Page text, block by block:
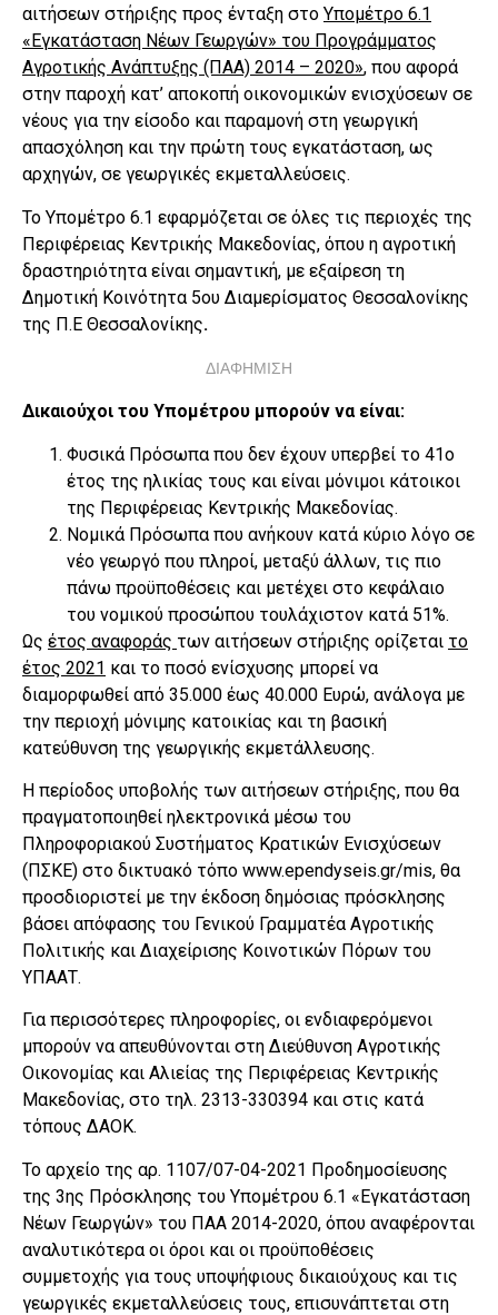
αιτήσεων στήριξης προς ένταξη στο Υπομέτρο 6.1
«Εγκατάσταση Νέων Γεωργών» του Προγράμματος
Αγροτικής Ανάπτυξης (ΠΑΑ) 2014 – 2020», που αφορά
στην παροχή κατ’ αποκοπή οικονομικών ενισχύσεων σε
νέους για την είσοδο και παραμονή στη γεωργική
απασχόληση και την πρώτη τους εγκατάσταση, ως
αρχηγών, σε γεωργικές εκμεταλλεύσεις.
Το Υπομέτρο 6.1 εφαρμόζεται σε όλες τις περιοχές της
Περιφέρειας Κεντρικής Μακεδονίας, όπου η αγροτική
δραστηριότητα είναι σημαντική, με εξαίρεση τη
Δημοτική Κοινότητα 5ου Διαμερίσματος Θεσσαλονίκης
της Π.Ε Θεσσαλονίκης.
ΔΙΑΦΗΜΙΣΗ
Δικαιούχοι του Υπομέτρου μπορούν να είναι:
Φυσικά Πρόσωπα που δεν έχουν υπερβεί το 41ο
έτος της ηλικίας τους και είναι μόνιμοι κάτοικοι
της Περιφέρειας Κεντρικής Μακεδονίας.
Νομικά Πρόσωπα που ανήκουν κατά κύριο λόγο σε
νέο γεωργό που πληροί, μεταξύ άλλων, τις πιο
πάνω προϋποθέσεις και μετέχει στο κεφάλαιο
του νομικού προσώπου τουλάχιστον κατά 51%.
Ως έτος αναφοράς των αιτήσεων στήριξης ορίζεται το
έτος 2021 και το ποσό ενίσχυσης μπορεί να
διαμορφωθεί από 35.000 έως 40.000 Ευρώ, ανάλογα με
την περιοχή μόνιμης κατοικίας και τη βασική
κατεύθυνση της γεωργικής εκμετάλλευσης.
Η περίοδος υποβολής των αιτήσεων στήριξης, που θα
πραγματοποιηθεί ηλεκτρονικά μέσω του
Πληροφοριακού Συστήματος Κρατικών Ενισχύσεων
(ΠΣΚΕ) στο δικτυακό τόπο www.ependyseis.gr/mis, θα
προσδιοριστεί με την έκδοση δημόσιας πρόσκλησης
βάσει απόφασης του Γενικού Γραμματέα Αγροτικής
Πολιτικής και Διαχείρισης Κοινοτικών Πόρων του
ΥΠΑΑΤ.
Για περισσότερες πληροφορίες, οι ενδιαφερόμενοι
μπορούν να απευθύνονται στη Διεύθυνση Αγροτικής
Οικονομίας και Αλιείας της Περιφέρειας Κεντρικής
Μακεδονίας, στο τηλ. 2313-330394 και στις κατά
τόπους ΔΑΟΚ.
Το αρχείο της αρ. 1107/07-04-2021 Προδημοσίευσης
της 3ης Πρόσκλησης του Υπομέτρου 6.1 «Εγκατάσταση
Νέων Γεωργών» του ΠΑΑ 2014-2020, όπου αναφέρονται
αναλυτικότερα οι όροι και οι προϋποθέσεις
συμμετοχής για τους υποψήφιους δικαιούχους και τις
γεωργικές εκμεταλλεύσεις τους, επισυνάπτεται στη